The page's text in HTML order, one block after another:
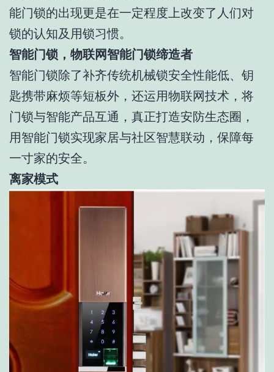
能门锁的出现更是在一定程度上改变了人们对
锁的认知及用锁习惯。
智能门锁，物联网智能门锁缔造者
智能门锁除了补齐传统机械锁安全性能低、钥
匙携带麻烦等短板外，还运用物联网技术，将
门锁与智能产品互通，真正打造安防生态圈，
用智能门锁实现家居与社区智慧联动，保障每
一寸家的安全。
离家模式